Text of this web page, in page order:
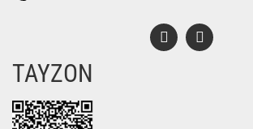
TAYZON